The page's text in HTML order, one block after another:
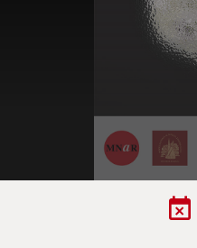
event_busy